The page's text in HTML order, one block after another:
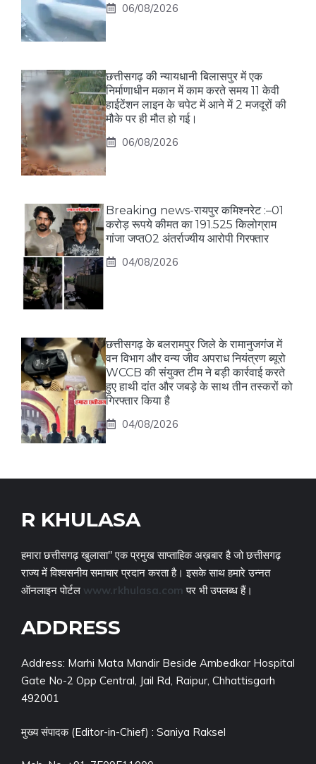
06/08/2026
छत्तीसगढ़ की न्यायधानी बिलासपुर में एक
निर्माणाधीन मकान में काम करते समय 11 केवी
हाईटेंशन लाइन के चपेट में आने में 2 मजदूरों की
मौके पर ही मौत हो गई।
06/08/2026
Breaking news-रायपुर कमिश्नरेट :–01
करोड़ रूपये कीमत का 191.525 किलोग्राम
गांजा जप्त02 अंतर्राज्यीय आरोपी गिरफ्तार
04/08/2026
छत्तीसगढ़ के बलरामपुर जिले के रामानुजगंज में
वन विभाग और वन्य जीव अपराध नियंत्रण ब्यूरो
WCCB की संयुक्त टीम ने बड़ी कार्रवाई करते
हुए हाथी दांत और जबड़े के साथ तीन तस्करों को
गिरफ्तार किया है
04/08/2026
R KHULASA
हमारा छत्तीसगढ़ खुलासा" एक प्रमुख साप्ताहिक अख़बार है जो छत्तीसगढ़
राज्य में विश्वसनीय समाचार प्रदान करता है। इसके साथ हमारे उन्नत
ऑनलाइन पोर्टल www.rkhulasa.com पर भी उपलब्ध हैं।
ADDRESS
Address: Marhi Mata Mandir Beside Ambedkar Hospital
Gate No-2 Opp Central, Jail Rd, Raipur, Chhattisgarh
492001
मुख्य संपादक (Editor-in-Chief) : Saniya Raksel